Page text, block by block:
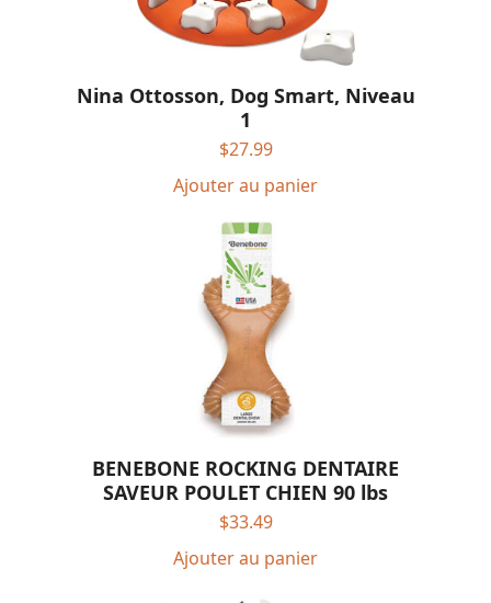
Nina Ottosson, Dog Smart, Niveau
1
$27.99
Ajouter au panier
BENEBONE ROCKING DENTAIRE
SAVEUR POULET CHIEN 90 lbs
$33.49
Ajouter au panier